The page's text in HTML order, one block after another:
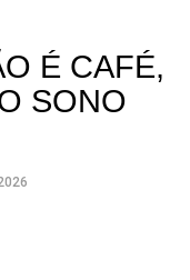
segue
lideranças de
em torno de
É CAFÉ,
SONO